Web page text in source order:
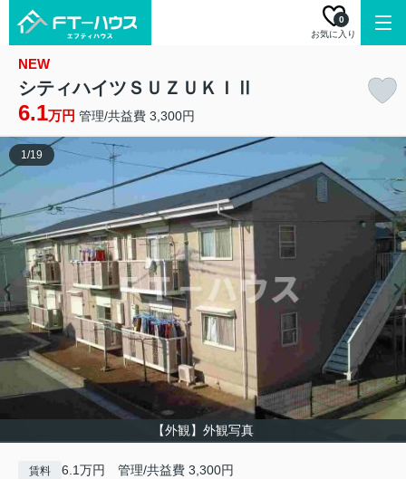
お気に入り
0
NEW
シティハイツＳＵＺＵＫＩⅡ
6.1万円 管理/共益費 3,300円
【外観】外観写真
1/19
賃料 6.1万円 管理/共益費 3,300円